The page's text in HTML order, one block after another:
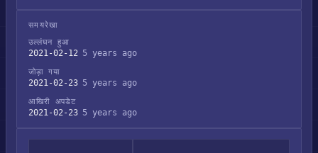
समयरेखा
उल्लंघन हुआ
2021-02-12 5 years ago
जोड़ा गया
2021-02-23 5 years ago
आखिरी अपडेट
2021-02-23 5 years ago